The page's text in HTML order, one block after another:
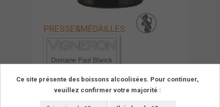
PRESSE&MÉDAILLES
Domaine Paul Blanck
2011
Ce site présente des boissons alcoolisées. Pour continuer,
veuillez confirmer votre majorité :